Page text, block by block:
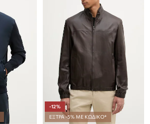
-12%
ΕΞΤΡΑ -5% ΜΕ ΚΩΔΙΚΟ*